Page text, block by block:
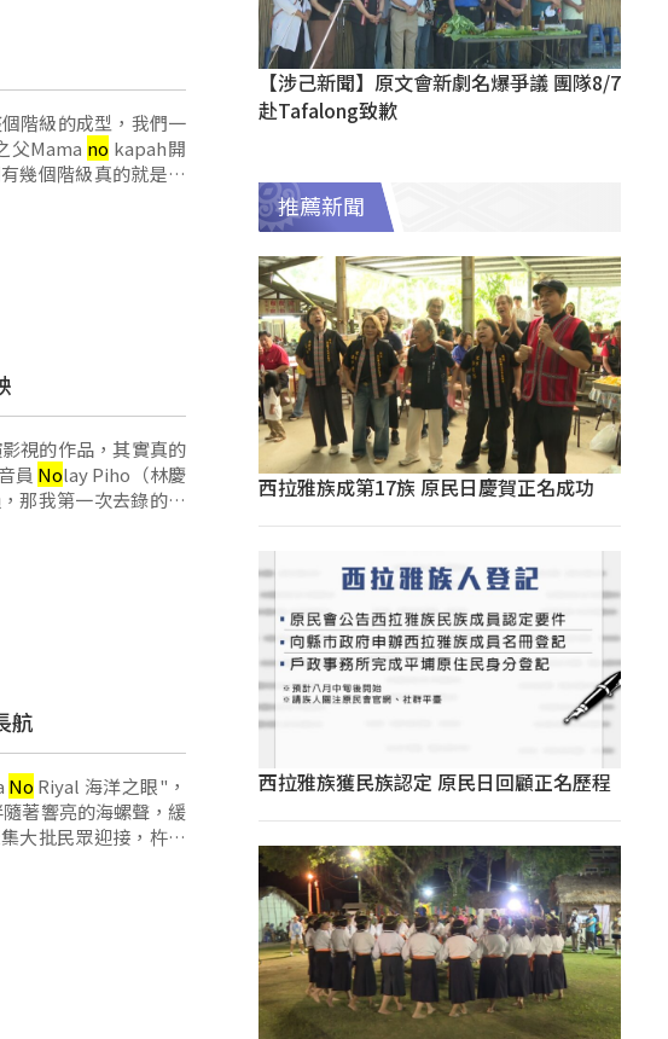
階級的成型，我們一
父Mama no kapah開
幾個階級真的就是沒
視的作品，其實真的
多的想像的空間。」 配音員 Nolay Piho（林慶
那我第一次去錄的時
航
No Riyal 海洋之眼"，
著響亮的海螺聲，緩
大批民眾迎接，杵音
【涉己新聞】原文會新劇名爆爭議 團隊8/7
赴Tafalong致歉
推薦新聞
西拉雅族成第17族 原民日慶賀正名成功
西拉雅族獲民族認定 原民日回顧正名歷程